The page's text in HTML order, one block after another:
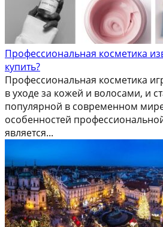
Профессиональная косметика
купить?
Профессиональная косметика
в уходе за кожей и волосами, и
популярной в современном
особенностей
является...